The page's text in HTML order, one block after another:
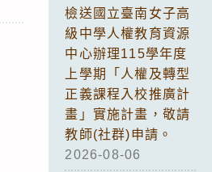
檢送國立臺南女子高
級中學人權教育資源
中心辦理115學年度
上學期「人權及轉型
正義課程入校推廣計
畫」實施計畫，敬請
教師(社群)申請。
2026-08-06